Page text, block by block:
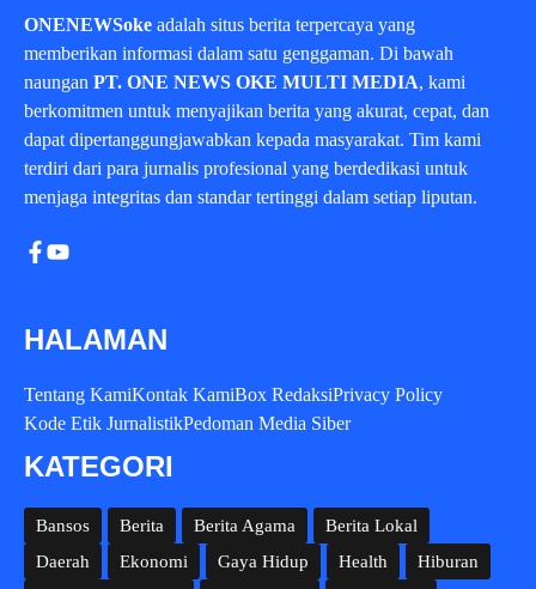
ONENEWSoke adalah situs berita terpercaya yang
memberikan informasi dalam satu genggaman. Di bawah
naungan PT. ONE NEWS OKE MULTI MEDIA, kami
berkomitmen untuk menyajikan berita yang akurat, cepat, dan
dapat dipertanggungjawabkan kepada masyarakat. Tim kami
terdiri dari para jurnalis profesional yang berdedikasi untuk
menjaga integritas dan standar tertinggi dalam setiap liputan.
HALAMAN
Tentang KamiKontak KamiBox RedaksiPrivacy Policy
Kode Etik JurnalistikPedoman Media Siber
KATEGORI
Bansos Berita Berita Agama
Berita Lokal
Daerah
Ekonomi Gaya Hidup Health
Hiburan